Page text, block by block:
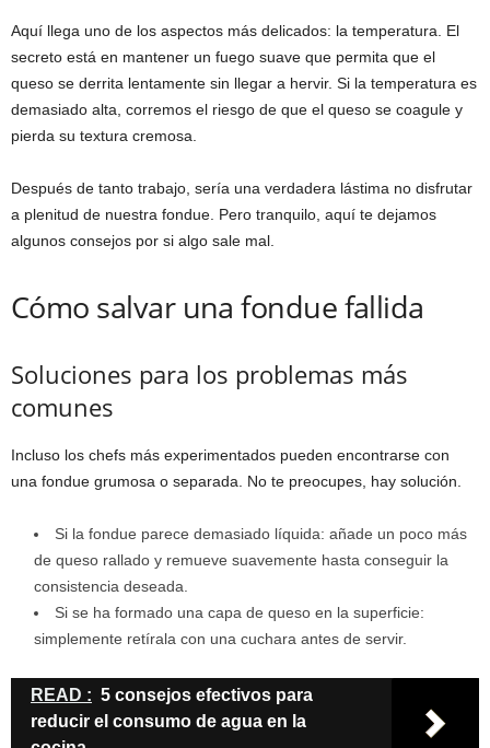
Aquí llega uno de los aspectos más delicados: la temperatura. El
secreto está en mantener un fuego suave que permita que el
queso se derrita lentamente sin llegar a hervir. Si la temperatura es
demasiado alta, corremos el riesgo de que el queso se coagule y
pierda su textura cremosa.
Después de tanto trabajo, sería una verdadera lástima no disfrutar
a plenitud de nuestra fondue. Pero tranquilo, aquí te dejamos
algunos consejos por si algo sale mal.
Cómo salvar una fondue fallida
Soluciones para los problemas más
comunes
Incluso los chefs más experimentados pueden encontrarse con
una fondue grumosa o separada. No te preocupes, hay solución.
Si la fondue parece demasiado líquida: añade un poco más
de queso rallado y remueve suavemente hasta conseguir la
consistencia deseada.
Si se ha formado una capa de queso en la superficie:
simplemente retírala con una cuchara antes de servir.
READ : 5 consejos efectivos para
reducir el consumo de agua en la